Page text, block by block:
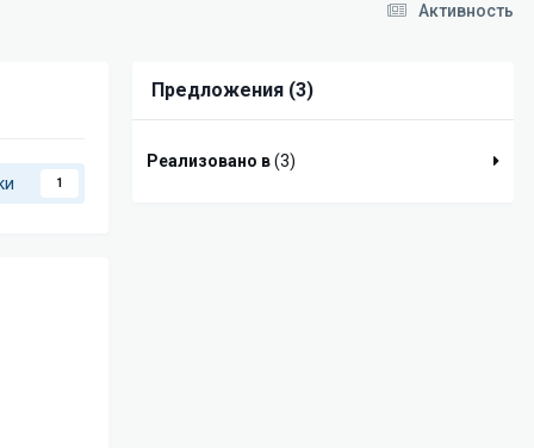
Активность
1
Предложения (3)
Реализовано в(3)